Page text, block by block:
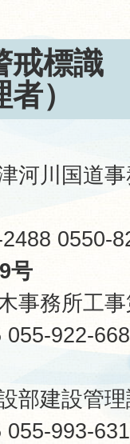
戒標識
）
河川国道
0550-
号
事務所工
055-922-
部建設管
055-993-